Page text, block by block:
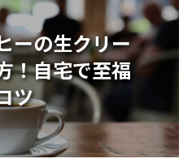
ーの生クリー
！自宅で至福
ツ